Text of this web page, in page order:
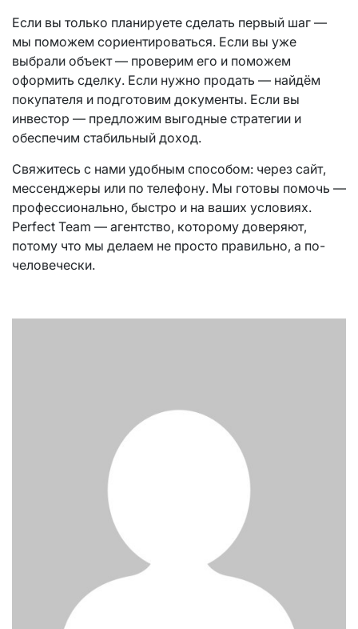
Если вы только планируете сделать первый шаг —
мы поможем сориентироваться. Если вы уже
выбрали объект — проверим его и поможем
оформить сделку. Если нужно продать — найдём
покупателя и подготовим документы. Если вы
инвестор — предложим выгодные стратегии и
обеспечим стабильный доход.
Свяжитесь с нами удобным способом: через сайт,
мессенджеры или по телефону. Мы готовы помочь —
профессионально, быстро и на ваших условиях.
Perfect Team — агентство, которому доверяют,
потому что мы делаем не просто правильно, а по-
человечески.